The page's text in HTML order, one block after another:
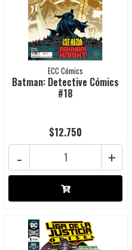
ECC Cómics
Batman: Detective Cómics
#18
$12.750
+
-